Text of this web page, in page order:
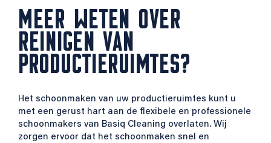
MEER WETEN OVER
REINIGEN VAN
PRODUCTIERUIMTES?
Het schoonmaken van uw productieruimtes kunt u
met een gerust hart aan de flexibele en professionele
schoonmakers van Basiq Cleaning overlaten. Wij
zorgen ervoor dat het schoonmaken snel en